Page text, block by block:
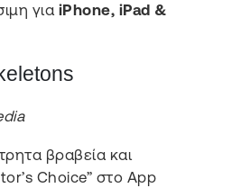
για iPhone, iPad &
βραβεία και
Choice” στο App